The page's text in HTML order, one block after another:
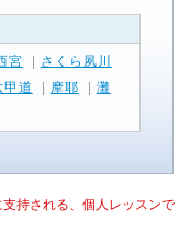
宮 | さくら夙川
甲道 | 摩耶 | 灘
持される、個人レッスンで